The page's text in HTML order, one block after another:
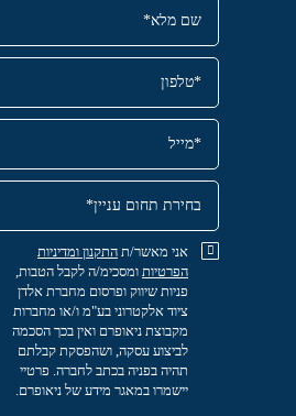
אני מאשר/ת התקנון ומדיניות
הפרטיות ומסכימ/ה לקבל הטבות,
פניות שיווק ופרסום מחברת אלדן
ציוד אלקטרוני בע"מ ו/או מחברות
מקבוצת ניאופרם ואין בכך הסכמה
לביצוע עסקה, ושהפסקת קבלתם
תהיה בפניה בכתב לחברה. פרטיי
יישמרו במאגר מידע של ניאופרם.